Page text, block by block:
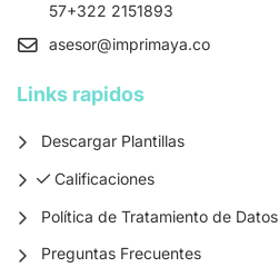
57+322 2151893
asesor@imprimaya.co
Links rapidos
Descargar Plantillas
Calificaciones
Calificaciones
Política de Tratamiento de Datos
Preguntas Frecuentes